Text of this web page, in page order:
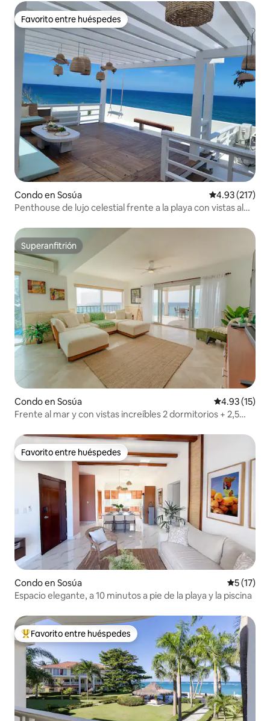
Favorito entre huéspedes
Favorito entre huéspedes
Condo en Sosúa Calificación
4.93 (217)
Penthouse de lujo celestial frente a la playa con vistas al
Superanfitrión
Superanfitrión
Condo en Sosúa Calificación
4.93 (15)
Frente al mar y con vistas increíbles 2 dormitorios + 2,5
Favorito entre huéspedes
Favorito entre huéspedes
Condo en Sosúa
5 (17)
Espacio elegante, a 10 minutos a pie de la playa y la piscina
Favorito entre huéspedes preferido
Favorito entre huéspedes